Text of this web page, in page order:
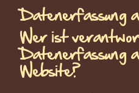
Datenerfassung
Wer ist
Datenerfassung
Website?